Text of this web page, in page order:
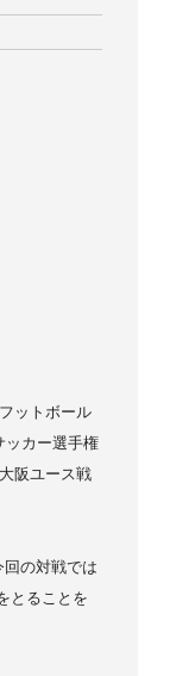
ットボール
ッカー選手権
阪ユース戦
回の対戦では
とることを